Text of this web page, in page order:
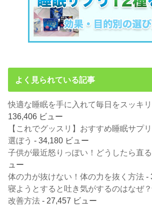
よく見られている記事
快適な睡眠を手に入れて毎日をスッキ
136,406 ビュー
【これでグッスリ】おすすめ睡眠サプ
選ぼう - 34,180 ビュー
子供が最近怒りっぽい！どうしたら直る
ュー
体の力が抜けない！体の力を抜く方法 -
寝ようとすると吐き気がするのはなぜ
改善方法 - 27,457 ビュー